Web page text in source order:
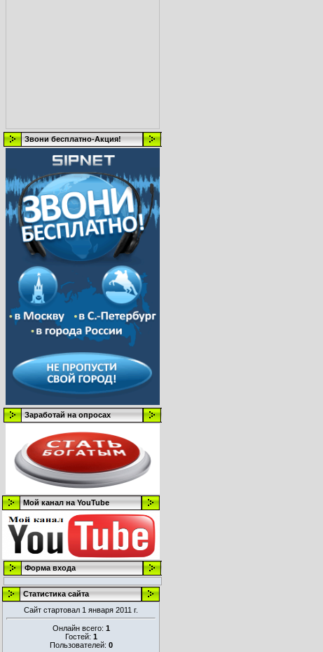
Звони бесплатно-Акция!
Заработай на опросах
Мой канал на YouTube
Форма входа
Статистика сайта
Сайт стартовал 1 января 2011 г.
Онлайн всего: 1
Гостей: 1
Пользователей: 0